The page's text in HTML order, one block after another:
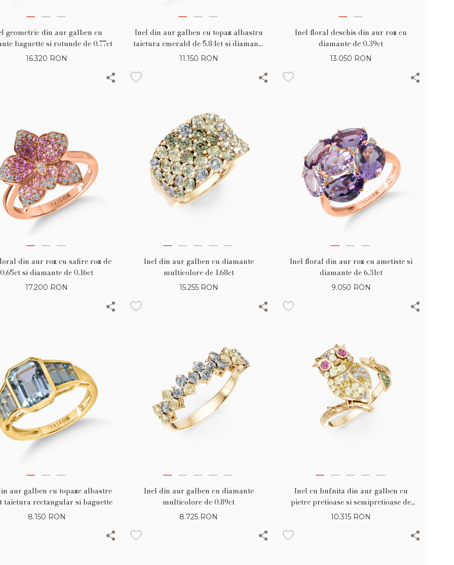
geometric din aur galben cu
baguette si rotunde de 0.77ct
16.320 RON
Inel din aur galben cu topaz albastru
taietura emerald de 5.84ct si diamante
de 0.33ct
11.150 RON
Inel floral deschis din aur roz cu
diamante de 0.39ct
13.050 RON
din aur roz cu safire roz de
0.65ct si diamante de 0.16ct
17.200 RON
Inel din aur galben cu diamante
multicolore de 1.68ct
15.255 RON
Inel floral din aur roz cu ametiste si
diamante de 6.31ct
9.050 RON
aur galben cu topaze albastre
taietura rectangular si baguette
8.150 RON
Inel din aur galben cu diamante
multicolore de 0.89ct
8.725 RON
Inel cu bufnita din aur galben cu
pietre pretioase si semipretioase de
0.58ct
10.315 RON